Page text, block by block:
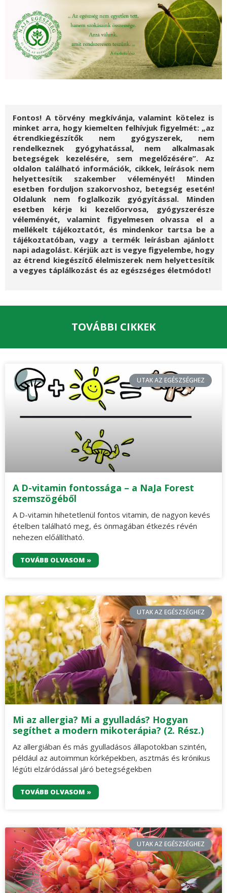
Fontos! A törvény megkívánja, valamint kötelez is
minket arra, hogy kiemelten felhívjuk figyelmét: „az
étrendkiegészítők nem gyógyszerek, nem
rendelkeznek gyógyhatással, nem alkalmasak
betegségek kezelésére, sem megelőzésére”. Az
oldalon található információk, cikkek, leírások nem
helyettesítik szakember véleményét! Minden
esetben forduljon szakorvoshoz, betegség esetén!
Oldalunk nem foglalkozik gyógyítással. Minden
esetben kérje ki kezelőorvosa, gyógyszerésze
véleményét, valamint figyelmesen olvassa el a
mellékelt tájékoztatót, és mindenkor tartsa be a
tájékoztatóban, vagy a termék leírásban ajánlott
napi adagolást. Kérjük azt is vegye figyelembe, hogy
az étrend kiegészítő élelmiszerek nem helyettesítik
a vegyes táplálkozást és az egészséges életmódot!
TOVÁBBI CIKKEK
UTAK AZ EGÉSZSÉGHEZ
A D-vitamin fontossága – a NaJa Forest
szemszögéből
A D-vitamin hihetetlenül fontos vitamin, de nagyon kevés
ételben található meg, és önmagában étkezés révén
nehezen előállítható.
TOVÁBB OLVASOM »
UTAK AZ EGÉSZSÉGHEZ
Mi az allergia? Mi a gyulladás? Hogyan
segíthet a modern mikoterápia? (2. Rész.)
Az allergiában és más gyulladásos állapotokban szintén,
például az autoimmun kórképekben, asztmás és krónikus
légúti elzáródással járó betegségekben
TOVÁBB OLVASOM »
UTAK AZ EGÉSZSÉGHEZ